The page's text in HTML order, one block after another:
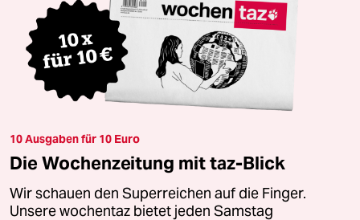
10 Ausgaben für 10 Euro
Die Wochenzeitung mit taz-Blick
Wir schauen den Superreichen auf die Finger.
Unsere wochentaz bietet jeden Samstag